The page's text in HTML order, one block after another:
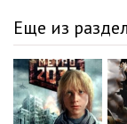
Еще из